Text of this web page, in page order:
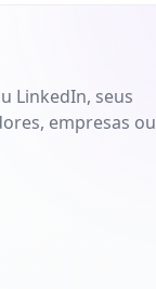
LinkedIn, seus
empresas ou